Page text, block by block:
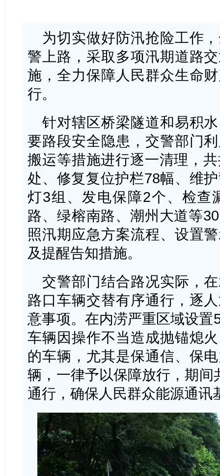
为切实做好防汛抢险工作
警上路，采取多项汛期道路
施，全力保障人民群众生命
行。
针对辖区桥梁隧道和易积
要路段安全隐患，交警部门
搬运等措施进行逐一清理，
处、修复复位护栏78幅、维
灯3组、发电保障2个、检查
路、绿榕南路、潮州大道等
照汛期应急方案流程、设置
及提醒告知措施。
交警部门结合路况实际，
路口车辆交替有序通行，逐
意事项。在内涝严重区域设
车辆因操作不当造成抛锚熄
的车辆，尤其是保通信、保
辆，一律予以保障放行，期
通行，确保人民群众能源通讯